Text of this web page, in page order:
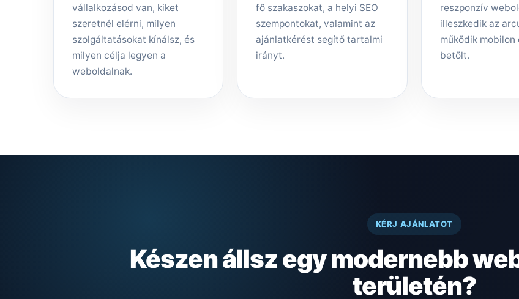
vállalkozásod van, kiket
szeretnél elérni, milyen
szolgáltatásokat kínálsz, és
milyen célja legyen a
weboldalnak.
fő szakaszokat, a helyi SEO
szempontokat, valamint az
ajánlatkérést segítő tartalmi
irányt.
reszponzív
illeszkedik az
működik mobilon
betölt.
KÉRJ AJÁNLATOT
Készen állsz egy modernebb
területén?